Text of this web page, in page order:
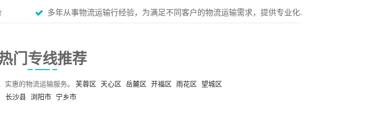
多年从事物流运输行经验，为满足不同客户的物流运输需求，提供专业化、标准化的多元服务
门专线推荐
实惠的物流运输服务。 芙蓉区 天心区 岳麓区 开福区 雨花区
望城区
长沙县 浏阳市 宁乡市